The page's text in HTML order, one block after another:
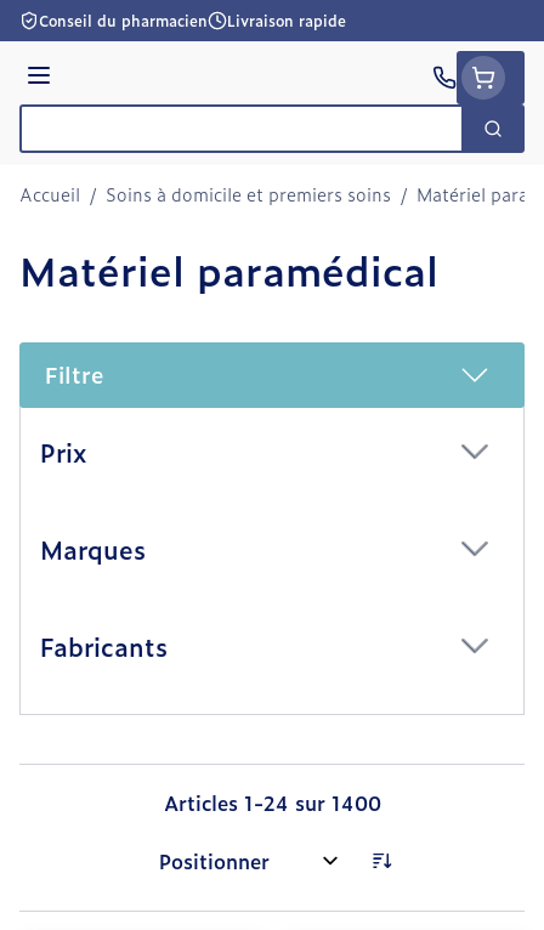
Aller au contenu
Conseil du pharmacien Livraison rapide
Menu
Accueil / Soins à domicile et premiers soins / Matériel
Matériel paramédical
Filtre
Prix
Marques
Fabricants
Articles 1-24 sur 1400
Trier par: